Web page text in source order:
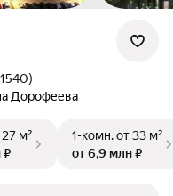
Дорофеева
м²
₽
1-комн.от 33 м²
от 6,9 млн ₽